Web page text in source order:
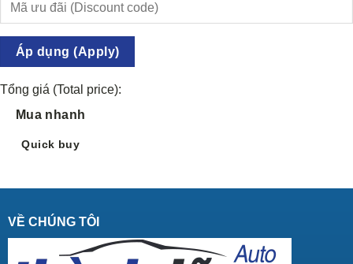
Áp dụng (Apply)
Tổng giá (Total price):
Mua nhanh
Quick buy
VỀ CHÚNG TÔI